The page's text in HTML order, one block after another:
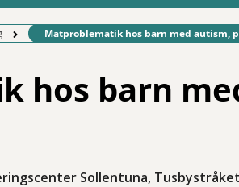
Befintlig sida:
Matproblematik hos barn med autism,
hos barn
Sollentuna,